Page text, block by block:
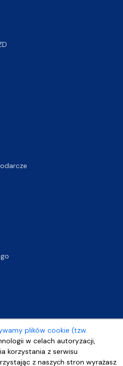
plików cookie (tzw.
w celach autoryzacji,
korzystania z serwisu
z naszych stron wyrażasz